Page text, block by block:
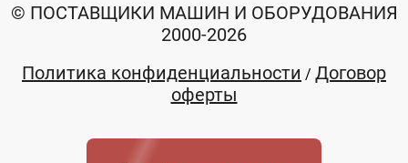
© ПОСТАВЩИКИ МАШИН И ОБОРУДОВАНИЯ
2000-2026
Политика конфиденциальности / Договор
оферты